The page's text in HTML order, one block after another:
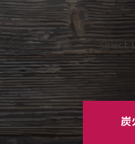
Select
炭